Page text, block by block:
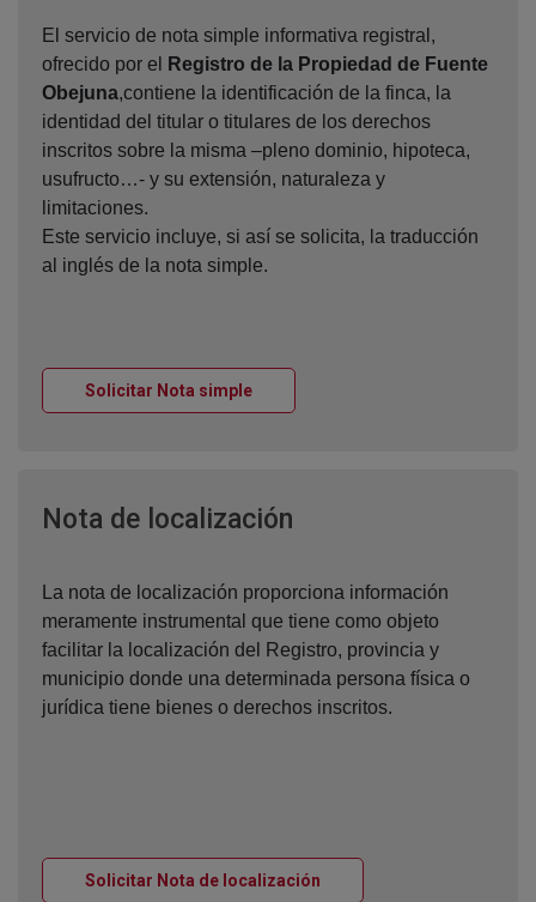
El servicio de nota simple informativa registral,
ofrecido por el
Registro de la Propiedad de Fuente
Obejuna,contiene la identificación de la finca, la
identidad del titular o titulares de los derechos
inscritos sobre la misma –pleno dominio, hipoteca,
usufructo…- y su extensión, naturaleza y
limitaciones.
Este servicio incluye, si así se solicita, la traducción
al inglés de la nota simple.
Solicitar Nota simpleVentana nueva
Nota de localización
La nota de localización proporciona información
meramente instrumental que tiene como objeto
facilitar la localización del Registro, provincia y
municipio donde una determinada persona física o
jurídica tiene bienes o derechos inscritos.
Solicitar Nota de localización